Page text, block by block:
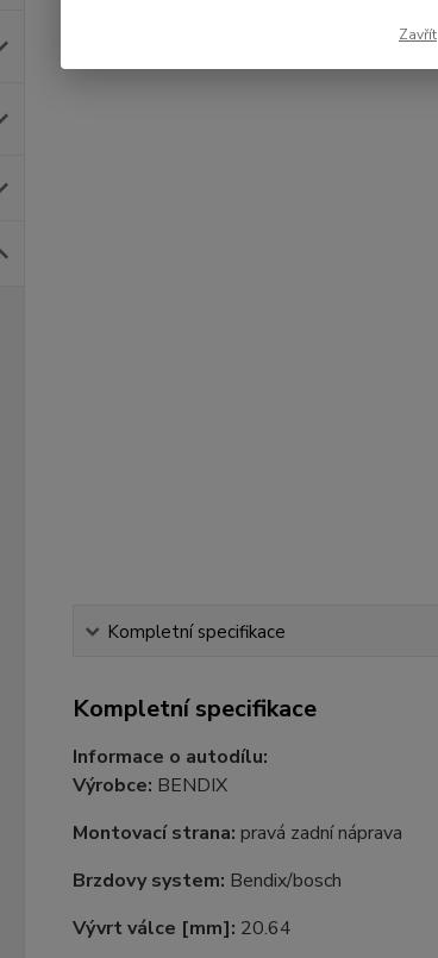
Kompletní specifikace
Kompletní specifikace
Informace o autodílu:
Výrobce: BENDIX
Montovací strana: pravá zadní náprava
Brzdovy system: Bendix/bosch
Vývrt válce [mm]: 20.64
Zavřít